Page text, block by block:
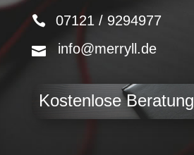
07121 / 9294977
info@merryll.de
Kostenlose Beratung